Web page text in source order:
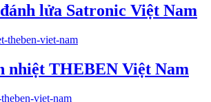
lửa Satronic Việt Nam
nhiệt THEBEN Việt Nam